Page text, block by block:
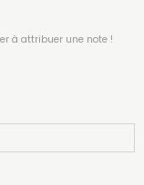
à attribuer une note !